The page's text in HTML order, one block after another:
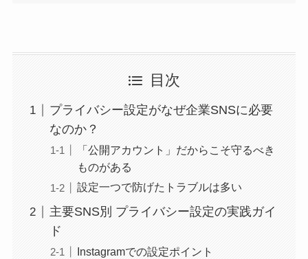
目次
プライバシー設定がなぜ企業SNSに必要
なのか？
「公開アカウント」だからこそ守るべき
ものがある
設定一つで防げたトラブルは多い
主要SNS別 プライバシー設定の実践ガイ
ド
Instagramでの設定ポイント